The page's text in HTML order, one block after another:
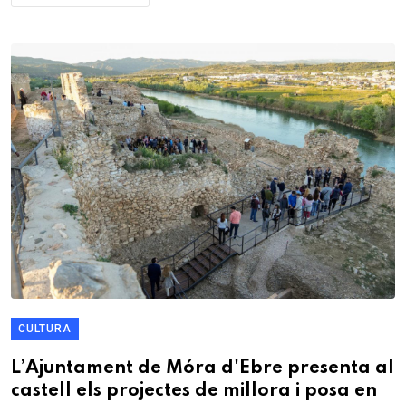
CULTURA
L’Ajuntament de Móra d'Ebre presenta al
castell els projectes de millora i posa en